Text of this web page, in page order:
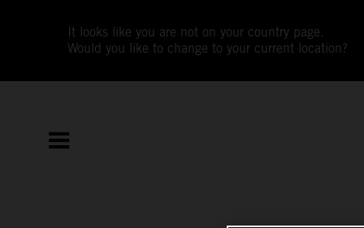
It looks like you are not on your country page.
Would you like to change to your current location?